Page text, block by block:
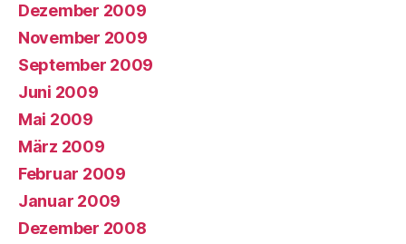
Dezember 2009
November 2009
September 2009
Juni 2009
Mai 2009
März 2009
Februar 2009
Januar 2009
Dezember 2008